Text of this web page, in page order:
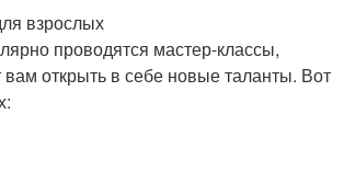
взрослых
проводятся мастер-классы,
вам открыть в себе новые таланты. Вот